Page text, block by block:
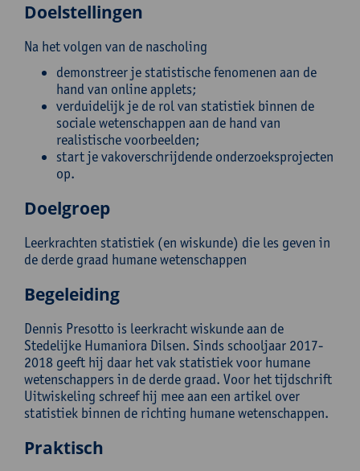
Doelstellingen
Na het volgen van de nascholing
demonstreer je statistische fenomenen aan de
hand van online applets;
verduidelijk je de rol van statistiek binnen de
sociale wetenschappen aan de hand van
realistische voorbeelden;
start je vakoverschrijdende onderzoeksprojecten
op.
Doelgroep
Leerkrachten statistiek (en wiskunde) die les geven in
de derde graad humane wetenschappen
Begeleiding
Dennis Presotto is leerkracht wiskunde aan de
Stedelijke Humaniora Dilsen. Sinds schooljaar 2017-
2018 geeft hij daar het vak statistiek voor humane
wetenschappers in de derde graad. Voor het tijdschrift
Uitwiskeling schreef hij mee aan een artikel over
statistiek binnen de richting humane wetenschappen.
Praktisch